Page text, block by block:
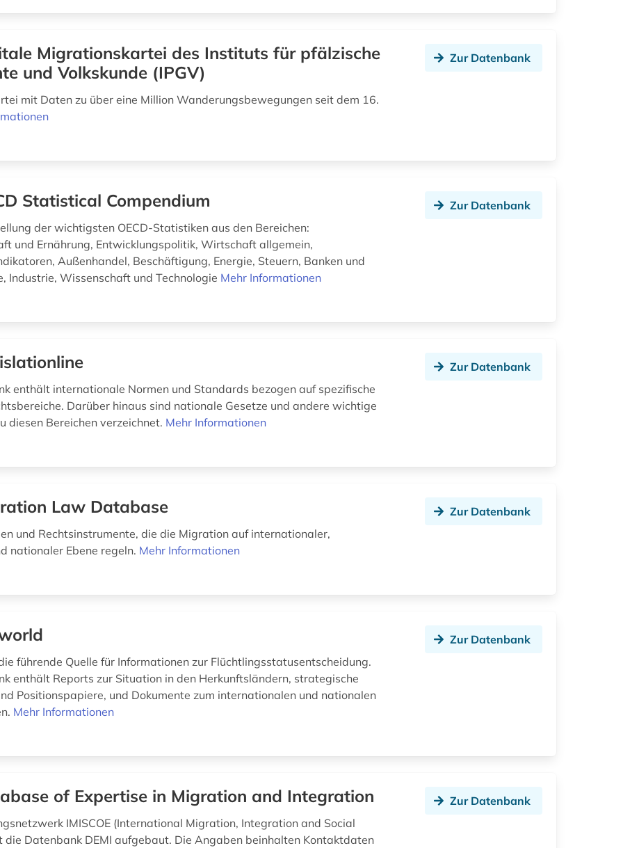
Migrationskartei des Instituts für pfälzische
und Volkskunde (IPGV)
mit Daten zu über eine Million Wanderungsbewegungen seit dem 16.
Zur Datenbank
Statistical Compendium
der wichtigsten OECD-Statistiken aus den Bereichen:
und Ernährung, Entwicklungspolitik, Wirtschaft allgemein,
Außenhandel, Beschäftigung, Energie, Steuern, Banken und
Industrie, Wissenschaft und Technologie Mehr Informationen
Zur Datenbank
enthält internationale Normen und Standards bezogen auf spezifische
Darüber hinaus sind nationale Gesetze und andere wichtige
diesen Bereichen verzeichnet. Mehr Informationen
Zur Datenbank
Law Database
und Rechtsinstrumente, die die Migration auf internationaler,
nationaler Ebene regeln. Mehr Informationen
Zur Datenbank
führende Quelle für Informationen zur Flüchtlingsstatusentscheidung.
enthält Reports zur Situation in den Herkunftsländern, strategische
Positionspapiere, und Dokumente zum internationalen und nationalen
Mehr Informationen
Zur Datenbank
of Expertise in Migration and Integration
IMISCOE (International Migration, Integration and Social
die Datenbank DEMI aufgebaut. Die Angaben beinhalten Kontaktdaten
Zur Datenbank